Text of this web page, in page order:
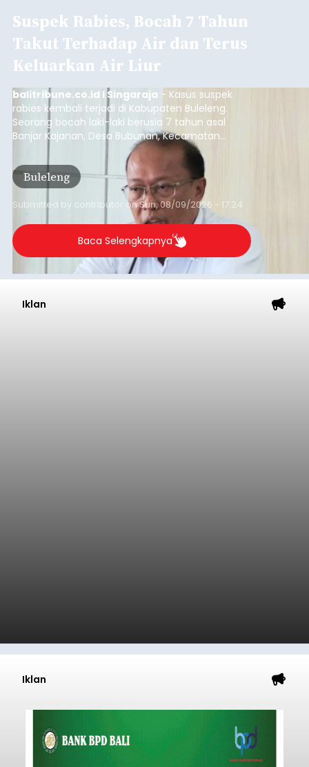
Suspek Rabies, Bocah 7 Tahun
Takut Terhadap Air dan Terus
Keluarkan Air Liur
balitribune.co.id I Singaraja - Kasus suspek
rabies kembali terjadi di Kabupaten Buleleng.
Seorang bocah laki-laki berusia 7 tahun asal
Banjar Kajanan, Desa Bubunan, Kecamatan
Seririt, dilaporkan mengalami gejala khas rabies
setelah sebelumnya digigit anjing pada awal Juni
2026.
Buleleng
Submitted by contributor onSun, 08/09/2026 - 17:24
Baca Selengkapnya
Iklan
Iklan